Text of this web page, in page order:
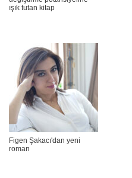
ışık tutan kitap
Figen Şakacı'dan yeni
roman